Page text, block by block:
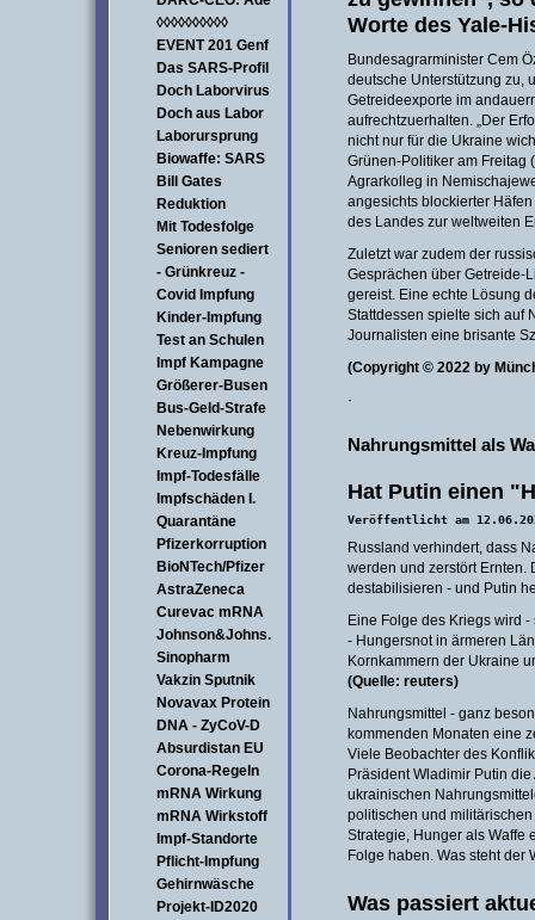
◊◊◊◊◊◊◊◊◊◊
EVENT 201 Genf
Das SARS-Profil
Doch Laborvirus
Doch aus Labor
Laborursprung
Biowaffe: SARS
Bill Gates
Reduktion
Mit Todesfolge
Senioren sediert
- Grünkreuz -
Covid Impfung
Kinder-Impfung
Test an Schulen
Impf Kampagne
Größerer-Busen
Bus-Geld-Strafe
Nebenwirkung
Kreuz-Impfung
Impf-Todesfälle
Impfschäden I.
Quarantäne
Pfizerkorruption
BioNTech/Pfizer
AstraZeneca
Curevac mRNA
Johnson&Johns.
Sinopharm
Vakzin Sputnik
Novavax Protein
DNA - ZyCoV-D
Absurdistan EU
Corona-Regeln
mRNA Wirkung
mRNA Wirkstoff
Impf-Standorte
Pflicht-Impfung
Gehirnwäsche
Projekt-ID2020
Worte des Yale-
Bundesagrarminister Cem
deutsche Unterstützung zu,
Getreideexporte im
aufrechtzuerhalten. „Der
nicht nur für die Ukraine
Grünen-Politiker am Freitag
Agrarkolleg in
angesichts blockierter
des Landes zur weltweiten
Zuletzt war zudem der
Gesprächen über Getreide-
gereist. Eine echte Lösung
Stattdessen spielte sich auf
Journalisten eine brisante
(Copyright © 2022 by
·
Nahrungsmittel als
Hat Putin einen
Veröffentlicht am
Russland verhindert, dass
werden und zerstört Ernten.
destabilisieren - und Putin
Eine Folge des Kriegs wird
- Hungersnot in ärmeren
Kornkammern der Ukraine
(Quelle: reuters)
Nahrungsmittel - ganz
kommenden Monaten eine
Viele Beobachter des
Präsident Wladimir Putin
ukrainischen
politischen und
Strategie, Hunger als Waffe
Folge haben. Was steht der
Was passiert